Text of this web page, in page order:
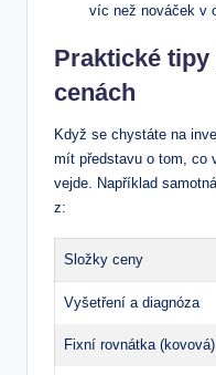
víc než nováček v
Praktické
cenách
Když se chystáte na
mít představu o tom, co
vejde. Například
z:
Složky ceny
Vyšetření a diagnóza
Fixní rovnátka (kovová)